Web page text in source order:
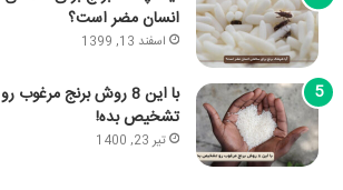
انسان مضر است؟
اسفند 13, 1399
با این 8 روش برنج مرغوب رو
تشخیص بده!
تیر 23, 1400